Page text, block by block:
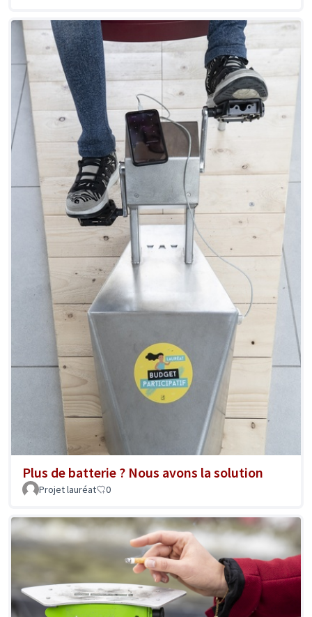
Plus de batterie ? Nous avons la solution
Projet lauréat 0